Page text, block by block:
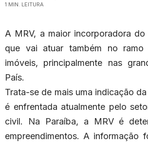
1 MIN. LEITURA
A MRV, a maior incorporadora do
que vai atuar também no
imóveis, principalmente nas
País.
Trata-se de mais uma indicação
é enfrentada atualmente pelo
civil. Na Paraíba, a MRV é
empreendimentos. A informação